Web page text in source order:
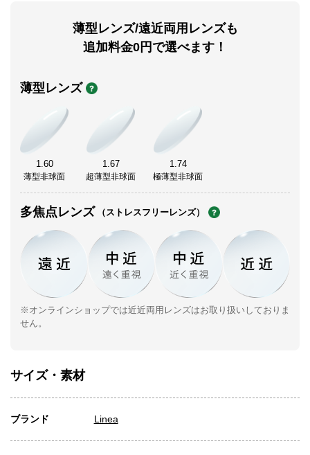
薄型レンズ/遠近両用レンズも
追加料金0円で選べます！
薄型レンズ
1.60
薄型非球面
1.67
超薄型非球面
1.74
極薄型非球面
多焦点レンズ （ストレスフリーレンズ）
※オンラインショップでは近近両用レンズはお取り扱いしておりま
せん。
サイズ・素材
ブランド Linea